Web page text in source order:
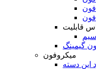
قابلیت
گیمینگ
میکروفون
این دسته